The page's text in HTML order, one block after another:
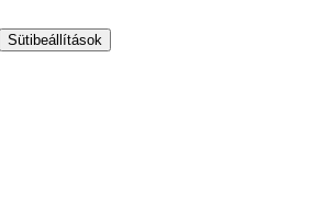
Sütibeállítások